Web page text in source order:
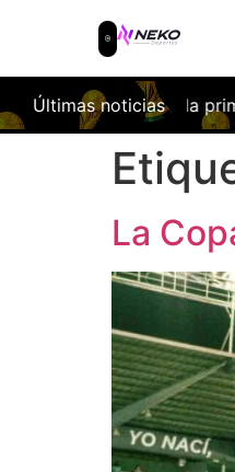
Últimas noticias
en la primera
La